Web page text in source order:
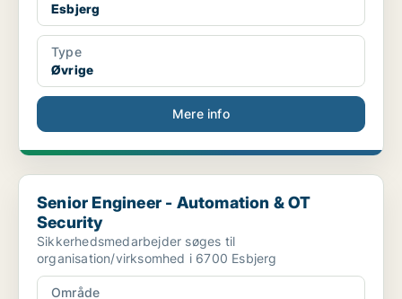
Esbjerg
Type
Øvrige
Mere info
Senior Engineer - Automation & OT Security
Senior Engineer - Automation & OT
Security
Sikkerhedsmedarbejder søges til
organisation/virksomhed i 6700 Esbjerg
Område